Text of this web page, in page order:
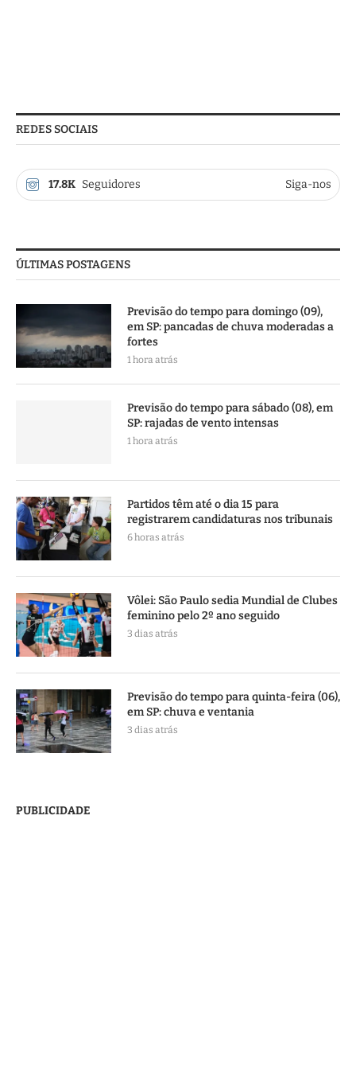
REDES SOCIAIS
17.8K Seguidores Siga-nos
ÚLTIMAS POSTAGENS
Previsão do tempo para domingo (09),
em SP: pancadas de chuva moderadas a
fortes
1 hora atrás
Previsão do tempo para sábado (08), em
SP: rajadas de vento intensas
1 hora atrás
Partidos têm até o dia 15 para
registrarem candidaturas nos tribunais
6 horas atrás
Vôlei: São Paulo sedia Mundial de Clubes
feminino pelo 2º ano seguido
3 dias atrás
Previsão do tempo para quinta-feira (06),
em SP: chuva e ventania
3 dias atrás
PUBLICIDADE